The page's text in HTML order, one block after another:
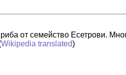
от семейство Есетрови.
Wikipedia translated)